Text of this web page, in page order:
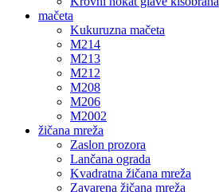
mačeta
Kukuruzna mačeta
M214
M213
M212
M208
M206
M2002
žičana mreža
Zaslon prozora
Lančana ograda
Kvadratna žičana mreža
Zavarena žičana mreža